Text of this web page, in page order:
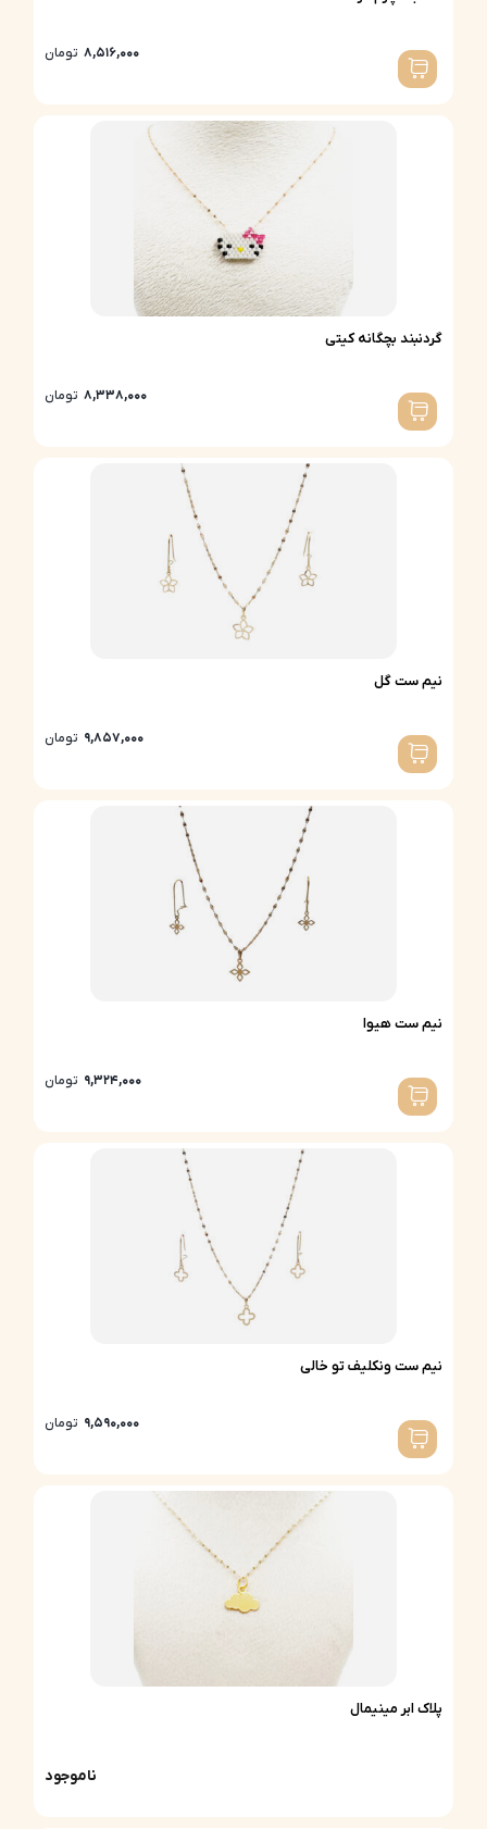
8,516,000 تومان
گردنبند بچگانه کیتی
8,338,000 تومان
نیم ست گل
9,857,000 تومان
نیم ست هیوا
9,324,000 تومان
نیم ست ونکلیف تو خالی
9,590,000 تومان
پلاک ابر مینیمال
ناموجود